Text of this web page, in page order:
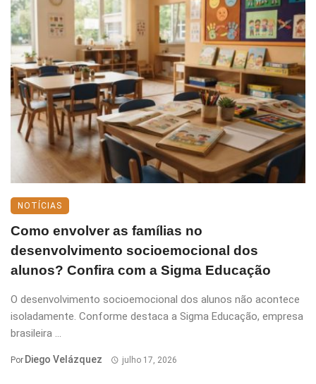
NOTÍCIAS
Como envolver as famílias no
desenvolvimento socioemocional dos
alunos? Confira com a Sigma Educação
O desenvolvimento socioemocional dos alunos não acontece
isoladamente. Conforme destaca a Sigma Educação, empresa
brasileira ...
Por Diego Velázquez julho 17, 2026